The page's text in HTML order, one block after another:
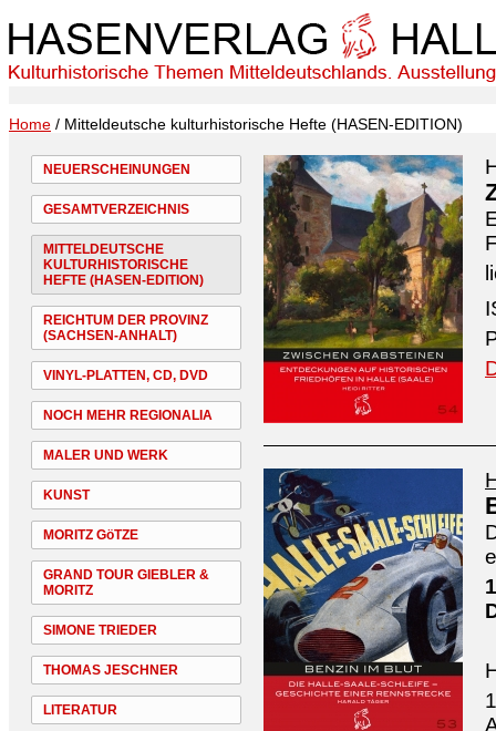
Home / Mitteldeutsche kulturhistorische Hefte (HASEN-EDITION)
NEUERSCHEINUNGEN
GESAMTVERZEICHNIS
MITTELDEUTSCHE
KULTURHISTORISCHE
HEFTE (HASEN-EDITION)
REICHTUM DER PROVINZ
(SACHSEN-ANHALT)
VINYL-PLATTEN, CD, DVD
NOCH MEHR REGIONALIA
MALER UND WERK
KUNST
MORITZ GöTZE
GRAND TOUR GIEBLER &
MORITZ
SIMONE TRIEDER
THOMAS JESCHNER
LITERATUR